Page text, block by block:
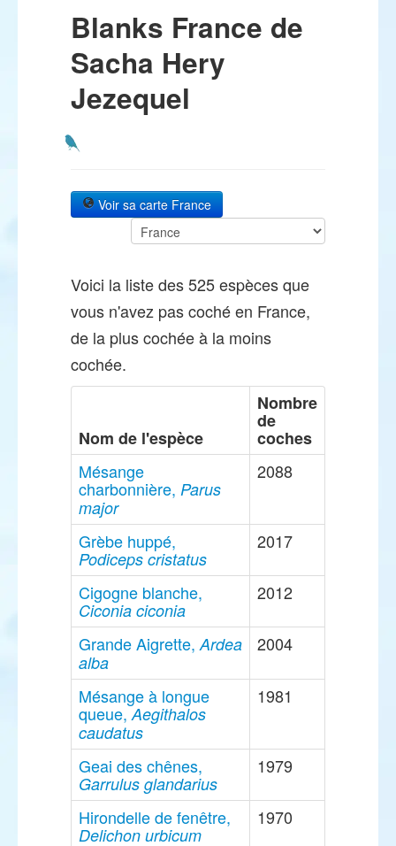
Blanks France de
Sacha Hery
Jezequel
Voir sa carte France
Voici la liste des 525 espèces que
vous n'avez pas coché en France,
de la plus cochée à la moins
cochée.
Nom de l'espèce
Nombre
de
coches
Mésange
charbonnière, Parus
major
2088
Grèbe huppé,
Podiceps cristatus
2017
Cigogne blanche,
Ciconia ciconia
2012
Grande Aigrette,Ardea
alba
2004
Mésange à longue
queue,Aegithalos
caudatus
1981
Geai des chênes,
Garrulus glandarius
1979
Hirondelle de fenêtre,
Delichon urbicum
1970